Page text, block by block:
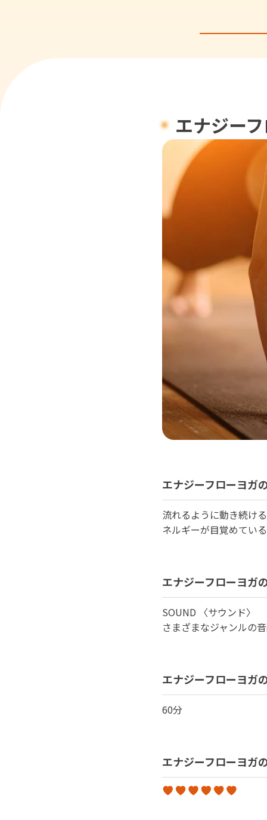
エナジー
エナジーフローヨガ
流れるように動き続け
ネルギーが目覚めてい
エナジーフローヨガ
SOUND 〈サウンド〉
さまざまなジャンルの
エナジーフローヨガ
60分
エナジーフローヨガ